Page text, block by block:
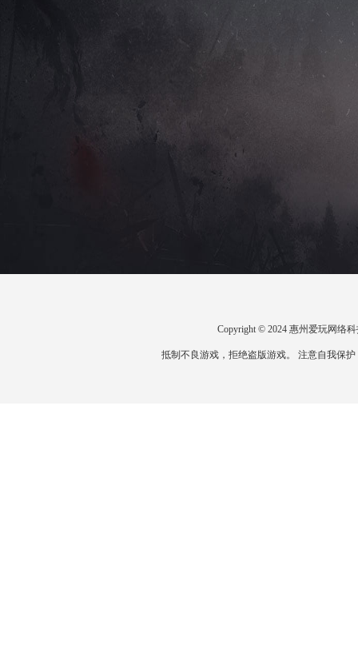
Copyright © 2024 惠州爱玩网络
抵制不良游戏，拒绝盗版游戏。 注意自我保